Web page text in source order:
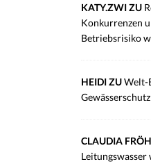
KATY.ZWI ZU
Konkurrenzen
Betriebsrisiko
HEIDI ZUWelt-
Gewässerschutz
CLAUDIA